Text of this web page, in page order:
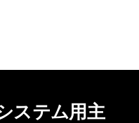
ステム用主